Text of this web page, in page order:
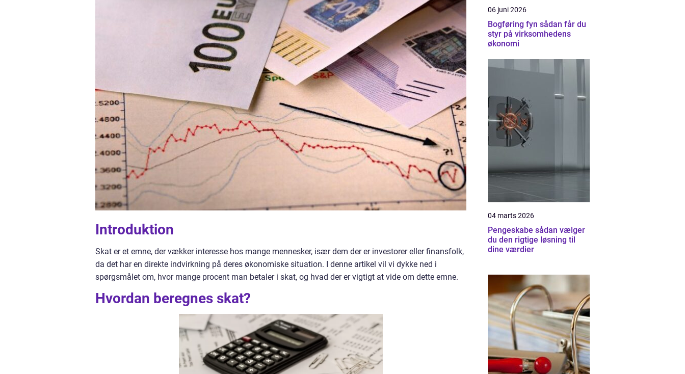
Introduktion
Skat er et emne, der vækker interesse hos mange mennesker, især dem der er investorer eller finansfolk,
da det har en direkte indvirkning på deres økonomiske situation. I denne artikel vil vi dykke ned i
spørgsmålet om, hvor mange procent man betaler i skat, og hvad der er vigtigt at vide om dette emne.
Hvordan beregnes skat?
06 juni 2026
Bogføring fyn sådan får du
styr på virksomhedens
økonomi
04 marts 2026
Pengeskabe sådan vælger
du den rigtige løsning til
dine værdier